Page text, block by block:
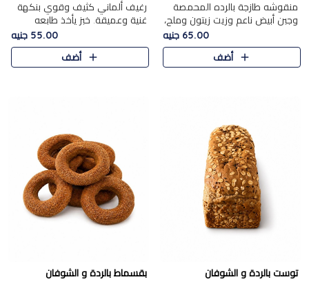
منقوشه طازجة بالرده المحمصة
وجبن أبيض ناعم وزيت زيتون وملح،
مباشرة من الفرن.الرده مع نعومة
الجبن فوق عجينة طازجة.
65.00 جنيه
أضف
رغيف ألماني كثيف وقوي بنكهة
غنية وعميقة. خبز يأخذ طابعه
55.00 جنيه
أضف
توست بالردة و الشوفان بقسماط بالردة و الشوفان